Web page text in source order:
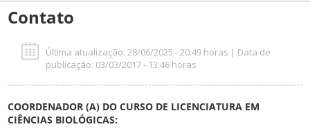
Contato
Última atualização: 28/06/2025 - 20:49 horas | Data de
publicação: 03/03/2017 - 13:46 horas
COORDENADOR (A) DO CURSO DE LICENCIATURA EM
CIÊNCIAS BIOLÓGICAS: